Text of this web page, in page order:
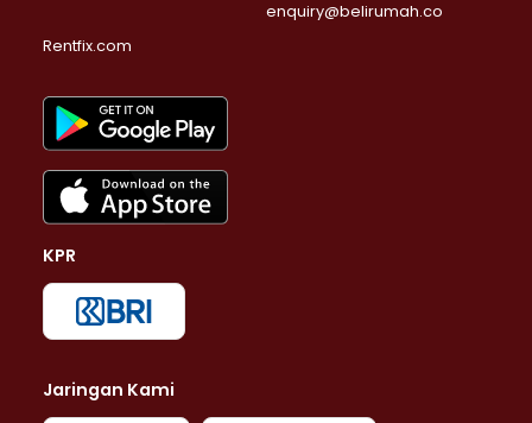
enquiry@belirumah.co
Rentfix.com
KPR
Jaringan Kami